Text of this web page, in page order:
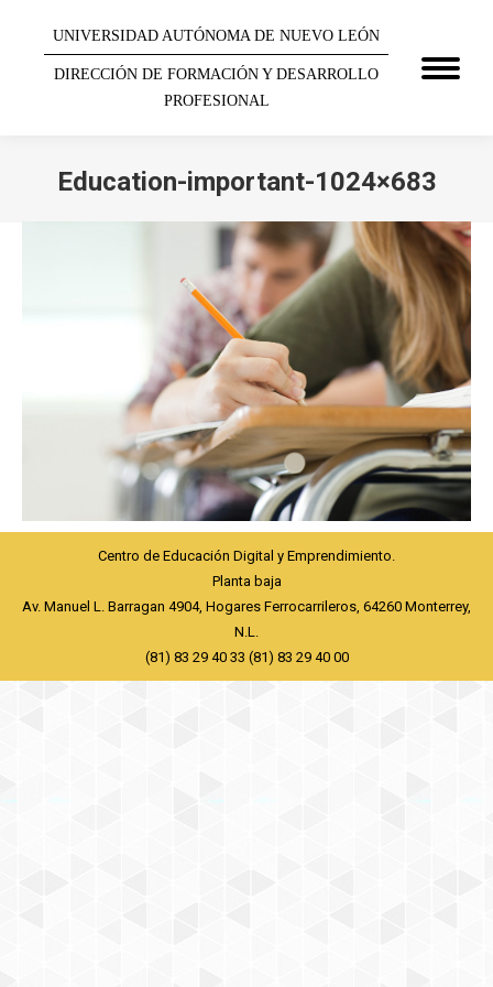
UNIVERSIDAD AUTÓNOMA DE NUEVO LEÓN
DIRECCIÓN DE FORMACIÓN Y DESARROLLO
PROFESIONAL
Education-important-1024×683
Centro de Educación Digital y Emprendimiento.
Planta baja
Av. Manuel L. Barragan 4904, Hogares Ferrocarrileros, 64260 Monterrey,
N.L.
(81) 83 29 40 33 (81) 83 29 40 00